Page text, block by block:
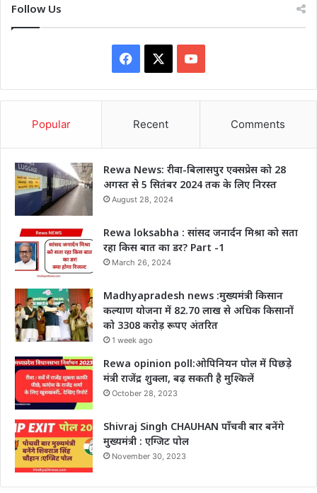
Follow Us
Facebook YouTube
Popular Recent Comments
Rewa News: रीवा-बिलासपुर एक्सप्रेस को 28
अगस्त से 5 सितंबर 2024 तक के लिए निरस्त
August 28, 2024
Rewa loksabha : सांसद जनार्दन मिश्रा को सता
रहा किस बात का डर? Part -1
March 26, 2024
Madhyapradesh news :मुख्यमंत्री किसान
कल्याण योजना में 82.70 लाख से अधिक किसानों
को 3308 करोड़ रूपए अंतरित
1 week ago
Rewa opinion poll:ओपिनियन पोल में पिछड़े
मंत्री राजेंद्र शुक्ला, बढ़ सकती है मुश्किलें
October 28, 2023
Shivraj Singh CHAUHAN पाँचवी बार बनेंगे
मुख्यमंत्री : एग्जिट पोल
November 30, 2023